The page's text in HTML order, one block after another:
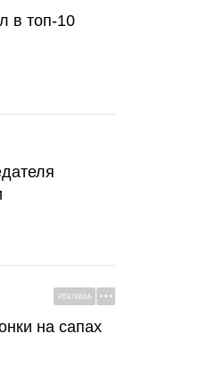
в топ-10
РЕКЛАМА
на сапах